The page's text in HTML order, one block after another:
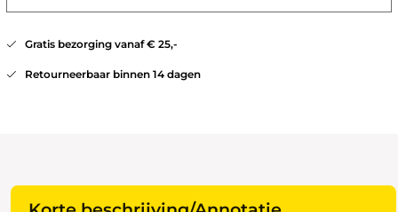
Gratis bezorging vanaf € 25,-
Retourneerbaar binnen 14 dagen